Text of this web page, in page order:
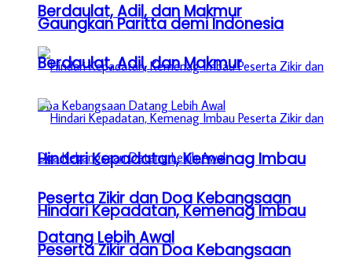
Berdaulat, Adil, dan Makmur
Hindari Kepadatan, Kemenag Imbau
Peserta Zikir dan Doa Kebangsaan
Datang Lebih Awal
Gaungkan Paritta demi Indonesia
Berdaulat, Adil, dan Makmur
Hindari Kepadatan, Kemenag Imbau
Peserta Zikir dan Doa Kebangsaan